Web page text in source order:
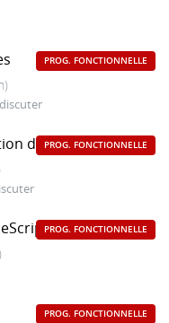
discuter
PROG. FONCTIONNELLE
du
PROG. FONCTIONNELLE
PROG. FONCTIONNELLE
PROG. FONCTIONNELLE